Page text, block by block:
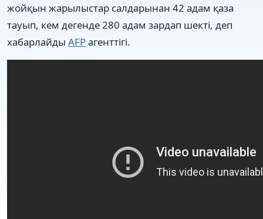
жойқын жарылыстар салдарынан 42 адам қаза
тауып, кем дегенде 280 адам зардап шекті, деп
хабарлайды AFPагенттігі.